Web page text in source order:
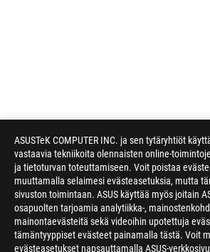
ASUSTeK COMPUTER INC. ja sen tytäryhtiöt
vastaavia tekniikoita olennaisten online-
ja tietoturvan toteuttamiseen. Voit poistaa
muuttamalla selaimesi evästeasetuksia, mutta
sivuston toimintaan. ASUS käyttää myös joitain
osapuolten tarjoamia analytiikka-,
mainontaevästeitä sekä videoihin upotettuja
tämäntyyppiset evästeet painamalla tästä. Voit
evästeasetukset napsauttamalla ASUS-
Disclaimer
Products certified by the Federal
Canada. Please visit the ASUS USA